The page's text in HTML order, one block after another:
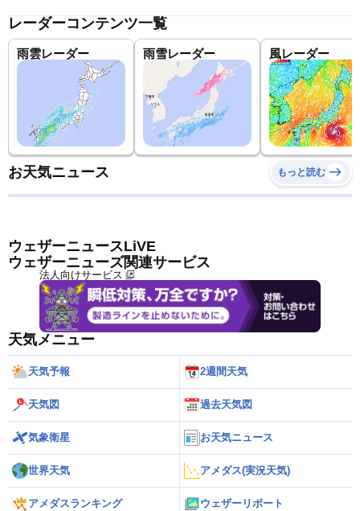
レーダーコンテンツ一覧
雨雲レーダー 雨雪レーダー 風レーダー
お天気ニュース もっと読む
ウェザーニュースLiVE
ウェザーニューズ関連サービス
法人向けサービス
天気メニュー
天気予報 2週間天気
天気図 過去天気図
気象衛星 お天気ニュース
世界天気 アメダス(実況天気)
アメダスランキング ウェザーリポート